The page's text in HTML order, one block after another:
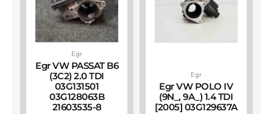
Egr
Egr VW PASSAT B6
(3C2) 2.0 TDI
03G131501
03G128063B
21603535-8
Egr
Egr VW POLO IV
(9N_, 9A_) 1.4 TDI
[2005] 03G129637A